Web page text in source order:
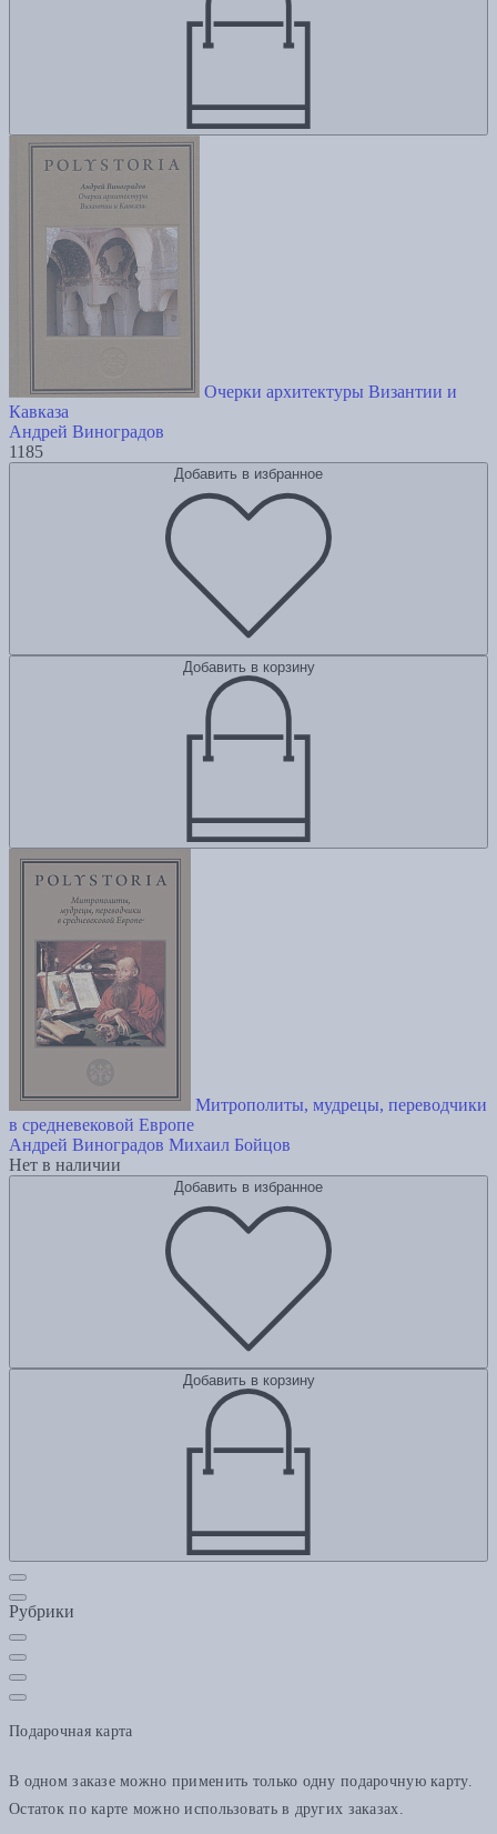
Очерки архитектуры Византии и
Кавказа
Андрей Виноградов
1185
Добавить в избранное
Добавить в корзину
Митрополиты, мудрецы, переводчики
в cредневековой Европе
Андрей Виноградов Михаил Бойцов
Нет в наличии
Добавить в избранное
Добавить в корзину
Рубрики
Подарочная карта
В одном заказе можно применить только одну подарочную карту.
Остаток по карте можно использовать в других заказах.